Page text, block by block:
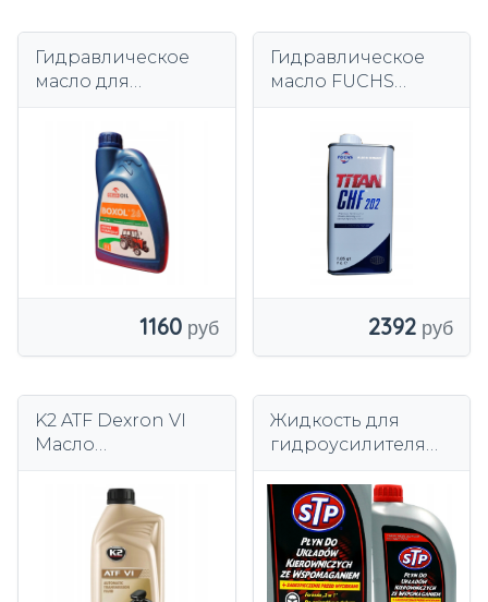
Гидравлическое
масло для
Boxol 26 1l
1160
Гидравлическое
масло FUCHS
2392
K2 ATF Dexron VI
Масло
Жидкость для
гидроусилителя
Steering Fluid 946
мл